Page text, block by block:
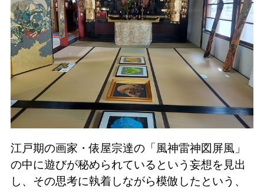
江戸期の画家・俵屋宗達の「風神雷神図屏風」
の中に遊びが秘められているという妄想を見出
し、その思考に執着しながら模倣したという、